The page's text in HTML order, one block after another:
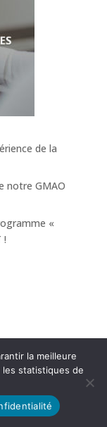
de la
notre GMAO
«
!
la meilleure
statistiques de